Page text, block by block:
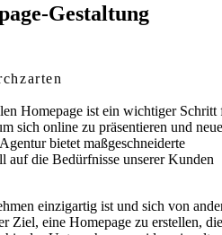
Gestaltung
Homepage ist ein wichtiger Schritt
sich online zu präsentieren und neue
bietet maßgeschneiderte
auf die Bedürfnisse unserer Kunden
einzigartig ist und sich von
Ziel, eine Homepage zu erstellen, die